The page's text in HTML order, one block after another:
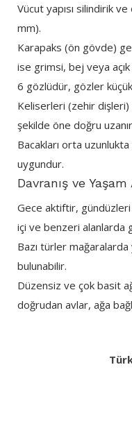
Vücut yapısı silindirik
mm).
Karapaks (ön gövde)
ise grimsi, bej veya
6 gözlüdür, gözler
Keliserleri (zehir
şekilde öne doğru
Bacakları orta uzunlukta
uygundur.
Davranış ve Yaşam
Gece aktiftir,
içi ve benzeri alanlarda
Bazı türler mağaralarda
bulunabilir.
Düzensiz ve çok basit
doğrudan avlar, ağa